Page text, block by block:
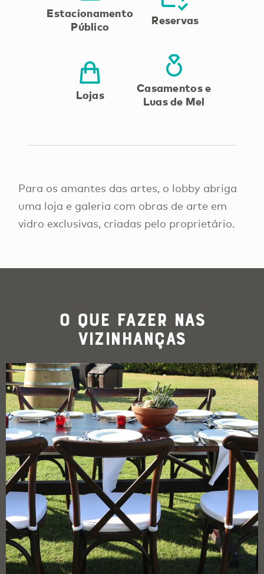
Estacionamento
Público
Reservas
Lojas
Casamentos e
Luas de Mel
Para os amantes das artes, o lobby abriga
uma loja e galeria com obras de arte em
vidro exclusivas, criadas pelo proprietário.
O que Fazer nas
Vizinhanças